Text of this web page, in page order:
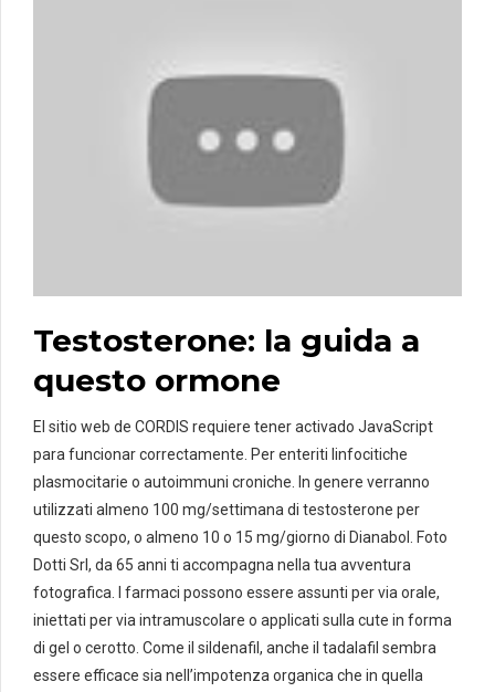
Testosterone: la guida a
questo ormone
El sitio web de CORDIS requiere tener activado JavaScript
para funcionar correctamente. Per enteriti linfocitiche
plasmocitarie o autoimmuni croniche. In genere verranno
utilizzati almeno 100 mg/settimana di testosterone per
questo scopo, o almeno 10 o 15 mg/giorno di Dianabol. Foto
Dotti Srl, da 65 anni ti accompagna nella tua avventura
fotografica. I farmaci possono essere assunti per via orale,
iniettati per via intramuscolare o applicati sulla cute in forma
di gel o cerotto. Come il sildenafil, anche il tadalafil sembra
essere efficace sia nell’impotenza organica che in quella